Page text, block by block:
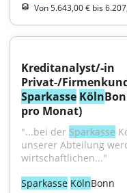
Von 5.643,00 € bis
Kreditanalyst/-in
Sparkasse Köln
pro Monat)
"...bei der Sparkasse
unserer Abteilung
wirtschaftlichen..."
Sparkasse KölnBonn